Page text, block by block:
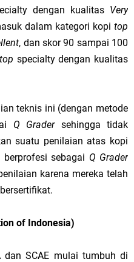
dengan kualitas Very
dalam kategori kopi top
, dan skor 90 sampai 100
specialty dengan kualitas
teknis ini (dengan metode
Q Grader sehingga tidak
suatu penilaian atas kopi
sebagai Q Grader
karena mereka telah
of Indonesia)
dan SCAE mulai tumbuh di